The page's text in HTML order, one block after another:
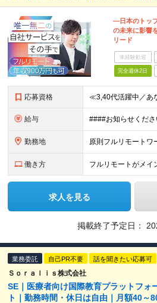
―日本のトッ
の未来に影響
リード
未経験歓迎
完全週休2日
応募資格
給与
勤務地
働き方 フルリモートがメイ
求人を見る
掲載終了予定日：
業務委託 自己PR不要 話を聞きたい応募可
Ｓｏｒａｌｉｓ株式会社
SE｜医療者向け国際教育プラットフォ
ト｜勤務時間・休日は自由｜月額40～